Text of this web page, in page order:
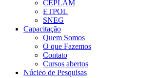
CEPLAM
ETPOL
SNEG
Capacitação
Quem Somos
O que Fazemos
Contato
Cursos abertos
Núcleo de Pesquisas